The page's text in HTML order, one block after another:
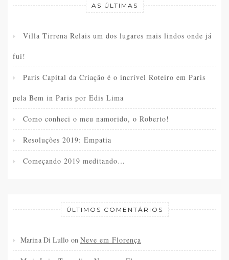
AS ÚLTIMAS
Villa Tirrena Relais um dos lugares mais lindos onde já
fui!
Paris Capital da Criação é o incrível Roteiro em Paris
pela Bem in Paris por Edis Lima
Como conheci o meu namorido, o Roberto!
Resoluções 2019: Empatia
Começando 2019 meditando…
ÚLTIMOS COMENTÁRIOS
Marina Di Lullo on Neve em Florença